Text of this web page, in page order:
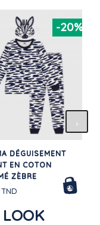
-20%
DÉGUISEMENT
EN COTON
ZÈBRE
LOOK